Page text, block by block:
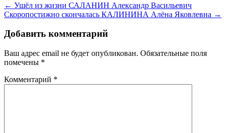
← Ушёл из жизни САЛАНИН Александр Васильевич
Скоропостижно скончалась КАЛИНИНА Алёна Яковлевна →
Добавить комментарий
Ваш адрес email не будет опубликован. Обязательные поля
помечены *
Комментарий *